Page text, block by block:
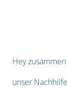
Hey
unser